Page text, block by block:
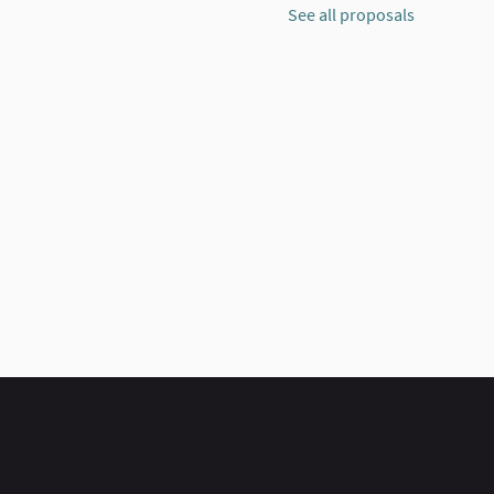
See all proposals